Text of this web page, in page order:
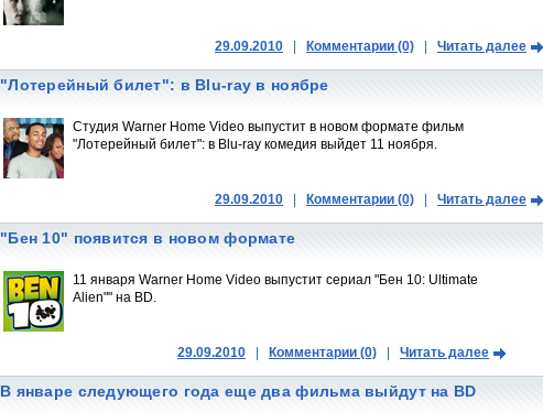
29.09.2010 Комментарии (0) Читать далее
"Лотерейный билет": в Blu-ray в ноябре
Студия Warner Home Video выпустит в новом формате фильм
"Лотерейный билет": в Blu-ray комедия выйдет 11 ноября.
29.09.2010 Комментарии (0) Читать далее
"Бен 10" появится в новом формате
11 января Warner Home Video выпустит сериал "Бен 10: Ultimate
Alien"" на BD.
29.09.2010 Комментарии (0) Читать далее
В январе следующего года еще два фильма выйдут на BD